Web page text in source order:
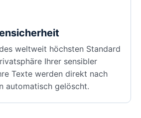
weltweit höchsten Standard
Ihrer sensibler
Texte werden direkt nach
automatisch gelöscht.